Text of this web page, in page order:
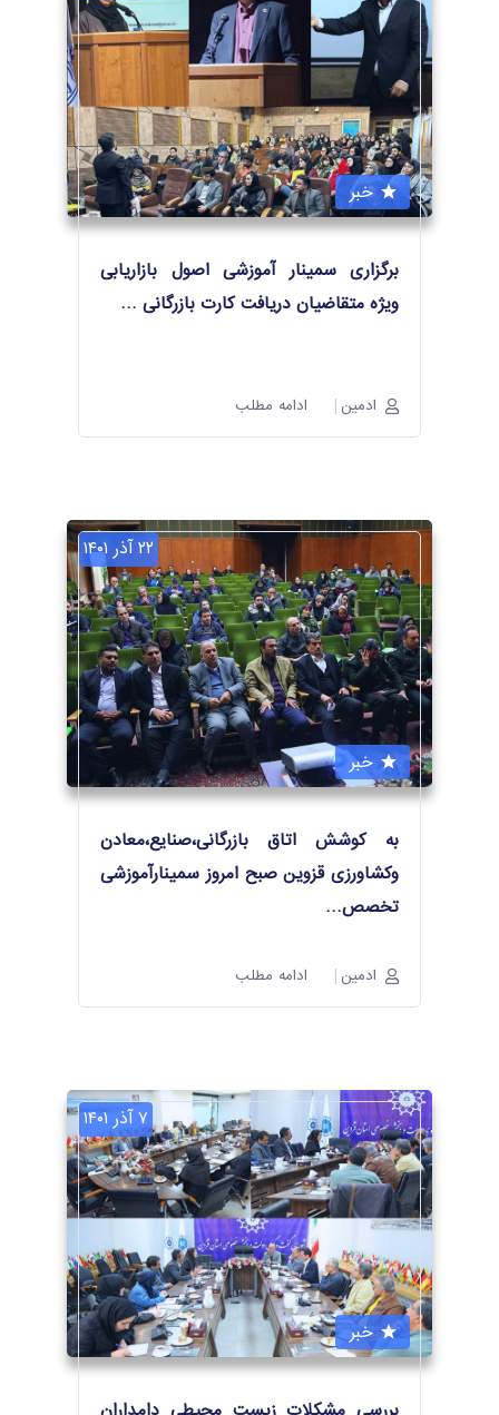
خبر
برگزاری سمینار آموزشی اصول بازاریابی
ویژه متقاضیان دریافت کارت بازرگانی …
ادمین ادامه مطلب
۲۲ آذر ۱۴۰۱
خبر
به کوشش اتاق بازرگانی،صنایع،معادن
وکشاورزی قزوین صبح امروز سمینارآموزشی
تخصص…
ادمین ادامه مطلب
۷ آذر ۱۴۰۱
خبر